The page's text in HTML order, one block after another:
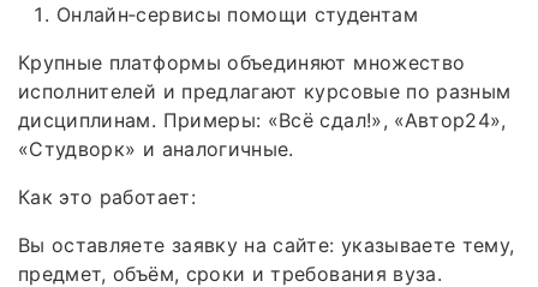
Онлайн‑сервисы помощи студентам
Крупные платформы объединяют множество
исполнителей и предлагают курсовые по разным
дисциплинам. Примеры: «Всё сдал!», «Автор24»,
«Студворк» и аналогичные.
Как это работает:
Вы оставляете заявку на сайте: указываете тему,
предмет, объём, сроки и требования вуза.